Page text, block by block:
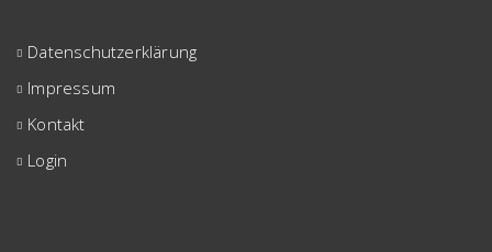
Datenschutzerklärung
Impressum
Kontakt
Login